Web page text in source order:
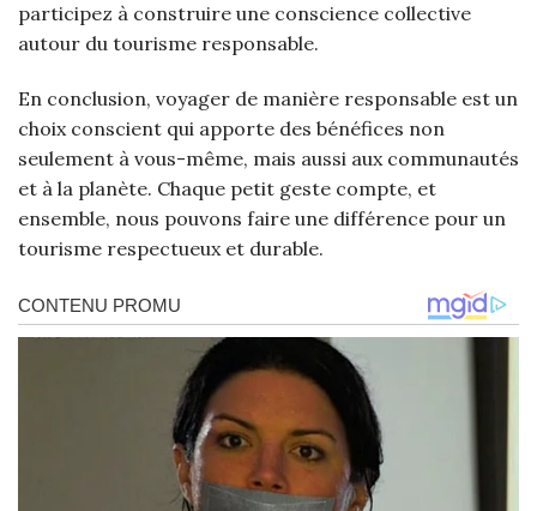
participez à construire une conscience collective
autour du tourisme responsable.
En conclusion, voyager de manière responsable est un
choix conscient qui apporte des bénéfices non
seulement à vous-même, mais aussi aux communautés
et à la planète. Chaque petit geste compte, et
ensemble, nous pouvons faire une différence pour un
tourisme respectueux et durable.